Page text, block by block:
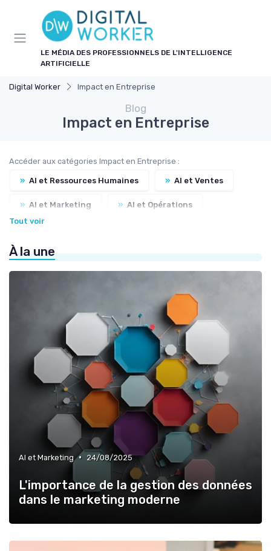
LE MÉDIA DES PROFESSIONNELS DE L'INTELLIGENCE
ARTIFICIELLE
Digital Worker Impact en Entreprise
Blog
Impact en Entreprise
Accéder aux catégories Impact en Entreprise :
» AI et Ressources Humaines » AI et Ventes
» AI et Marketing » AI et Opérations
» AI et Administration
Tout voir
À la une
AI et Marketing • 24/08/2025
L'importance de la gestion des données
dans le marketing moderne